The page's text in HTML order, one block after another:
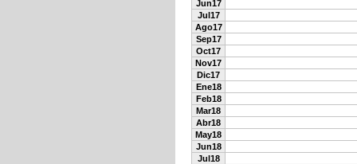
Jun17
Jul17
Ago17
Sep17
Oct17
Nov17
Dic17
Ene18
Feb18
Mar18
Abr18
May18
Jun18
Jul18